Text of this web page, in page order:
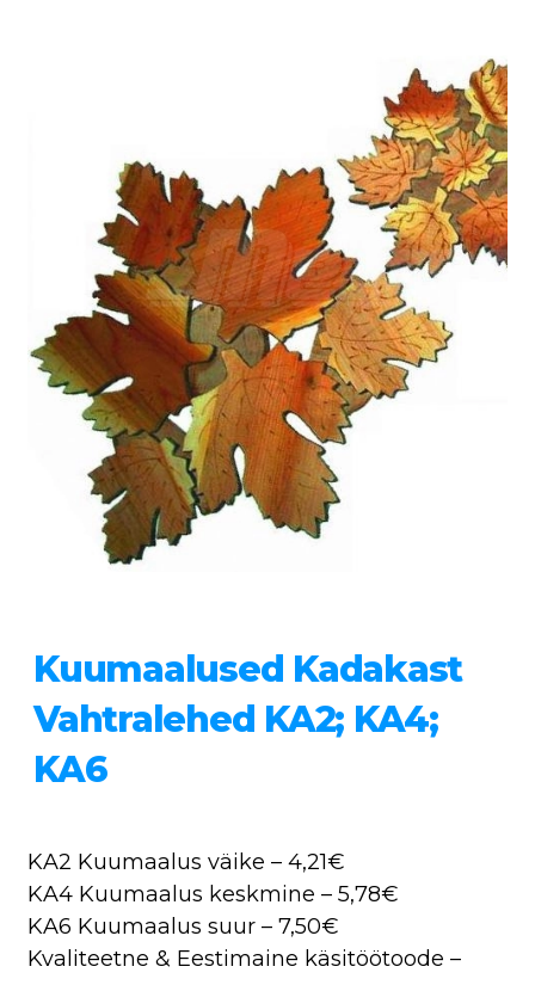
Kuumaalused Kadakast
Vahtralehed KA2; KA4;
KA6
KA2 Kuumaalus väike – 4,21€
KA4 Kuumaalus keskmine – 5,78€
KA6 Kuumaalus suur – 7,50€
Kvaliteetne & Eestimaine käsitöötoode –